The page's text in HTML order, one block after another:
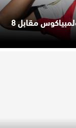
أنس صلاح الدين على أعتاب الانتقال إلى أولمبياكوس مقابل 8